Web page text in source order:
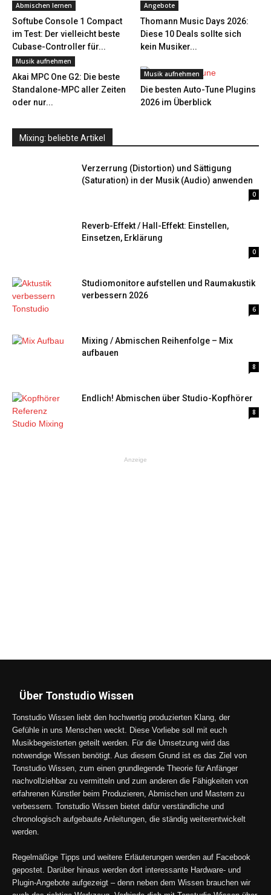
Abmischen lernen
Softube Console 1 Compact
im Test: Der vielleicht beste
Cubase-Controller für...
Angebote
Thomann Music Days 2026:
Diese 10 Deals sollte sich
kein Musiker...
Musik aufnehmen
Akai MPC One G2: Die beste
Standalone-MPC aller Zeiten
oder nur...
Musik aufnehmen
Die besten Auto-Tune Plugins
2026 im Überblick
Mixing: beliebte Artikel
Verzerrung (Distortion) und Sättigung
(Saturation) in der Musik (Audio) anwenden
0
Reverb-Effekt / Hall-Effekt: Einstellen,
Einsetzen, Erklärung
0
Studiomonitore aufstellen und Raumakustik
verbessern 2026
6
Mixing / Abmischen Reihenfolge – Mix
aufbauen
8
Endlich! Abmischen über Studio-Kopfhörer
8
Anzeige
Über Tonstudio Wissen
Tonstudio Wissen liebt den hochwertig produzierten Klang, der
Gefühle in uns Menschen weckt. Diese Vorliebe soll mit euch
Musikbegeisterten geteilt werden. Für die Umsetzung wird das
notwendige Wissen benötigt. Aus diesem Grund ist es das Ziel von
Tonstudio Wissen, zum einen grundlegende Theorie für Anfänger
nachvollziehbar zu vermitteln und zum anderen die Fähigkeiten von
erfahrenen Künstler beim Produzieren, Abmischen und Mastern zu
verbessern. Tonstudio Wissen bietet dafür verständliche und
chronologisch aufgebaute Anleitungen, die ständig weiterentwickelt
werden.
Regelmäßige Tipps und weitere Erläuterungen werden auf Facebook
gepostet. Darüber hinaus werden dort interessante Hardware- und
Plugin-Angebote aufgezeigt – denn neben dem Wissen brauchen wir